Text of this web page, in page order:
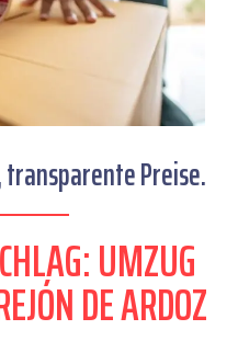
Preise.
UMZUG
DE ARDOZ